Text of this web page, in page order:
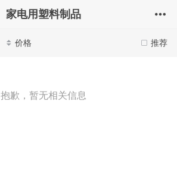
家电用塑料制品
推荐
价格
抱歉，暂无相关信息